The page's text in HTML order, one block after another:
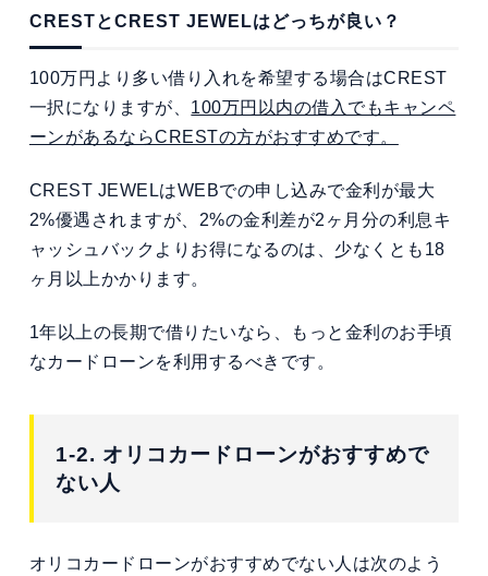
CRESTとCREST JEWELはどっちが良い？
100万円より多い借り入れを希望する場合はCREST
一択になりますが、 100万円以内の借入でもキャンペ
ーンがあるならCRESTの方がおすすめです。
CREST JEWELはWEBでの申し込みで金利が最大
2%優遇されますが、2%の金利差が2ヶ月分の利息キ
ャッシュバックよりお得になるのは、少なくとも18
ヶ月以上かかります。
1年以上の長期で借りたいなら、もっと金利のお手頃
なカードローンを利用するべきです。
1-2. オリコカードローンがおすすめで
ない人
オリコカードローンがおすすめでない人は次のよう